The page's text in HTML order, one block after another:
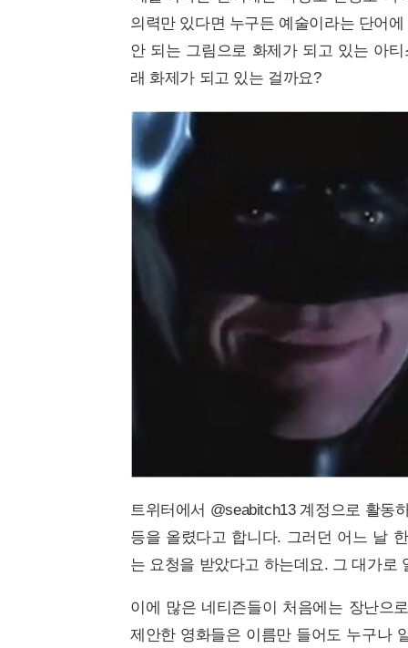
의력만 있다면 누구든 예술이라는 단어
안 되는 그림으로 화제가 되고 있는 아
래 화제가 되고 있는 걸까요?
트위터에서 @seabitch13 계정으로 활
등을 올렸다고 합니다. 그러던 어느 날
는 요청을 받았다고 하는데요. 그 대가로
이에 많은 네티즌들이 처음에는 장난으
제안한 영화들은 이름만 들어도 누구나